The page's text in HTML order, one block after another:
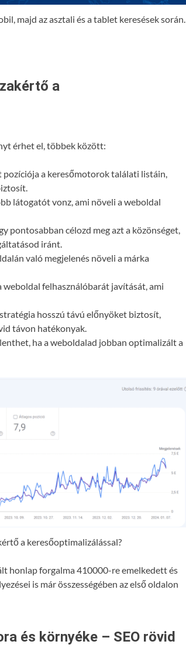
majd az asztali és a tablet keresések során.
a
érhet el, többek között:
a keresőmotorok találati listáin,
látogatót vonz, ami növeli a weboldal
pontosabban célozd meg azt a közönséget,
iránt.
való megjelenés növeli a márka
weboldal felhasználóbarát javítását, ami
hosszú távú előnyöket biztosít,
távon hatékonyak.
ha a weboldalad jobban optimalizált a
a keresőoptimalizálással?
honlap forgalma 410000-re emelkedett és
is már összességében az első oldalon
és környéke – SEO rövid